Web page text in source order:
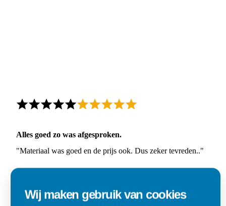
Alles goed zo was afgesproken.
"Materiaal was goed en de prijs ook. Dus zeker tevreden.."
Wij maken gebruik van cookies